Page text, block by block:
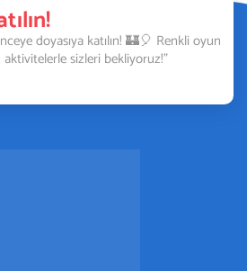
doyasıya katılın! 🏰🎈 Renkli oyun
aktivitelerle sizleri bekliyoruz!"